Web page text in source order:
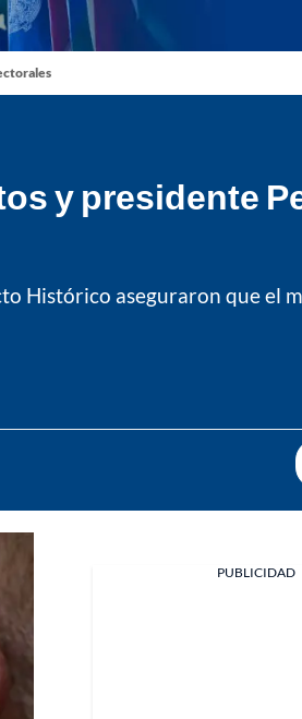
y presidente
Histórico aseguraron que el
PUBLICIDAD